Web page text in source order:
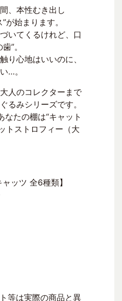
、本性むき出し
が始まります。
いてくるけれど、口
”。
り心地はいいのに、
…。
人のコレクターまで
るみシリーズです。
たの棚は“キャット
トストロフィー（大
ッツ 全6種類】
等は実際の商品と異